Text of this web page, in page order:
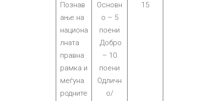
Познав
ање на
национа
лната
правна
рамка и
меѓуна
родните
Основн
о – 5
поени
Добро
– 10
поени
Одличн
о/
15